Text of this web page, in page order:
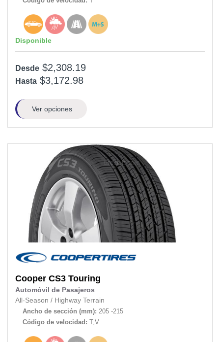
Disponible
Desde $2,308.19
Hasta $3,172.98
Ver opciones
Cooper CS3 Touring
Automóvil de Pasajeros
All-Season / Highway Terrain
Ancho de sección (mm): 205 -215
Código de velocidad: T,V